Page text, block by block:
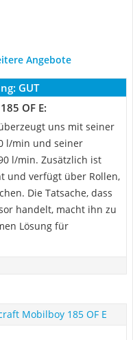
Angebote
GUT
OF E:
uns mit seiner
l/min und seiner
l/min. Zusätzlich ist
und verfügt über Rollen,
Die Tatsache, dass
handelt, macht ihn zu
Lösung für
Mobilboy 185 OF E